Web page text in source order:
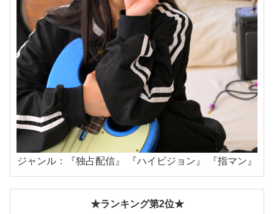
ジャンル：『独占配信』 『ハイビジョン』 『指マン』
★ランキング第2位★